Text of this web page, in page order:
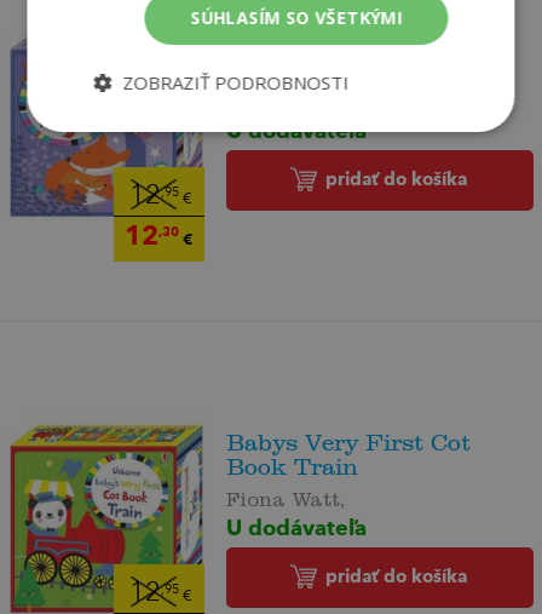
12,95€
12,30€
Babys Very First Cot
U dodávateľa
pridať do košíka
12,95€
Babys Very First Cot
Book Train
Fiona Watt,
U dodávateľa
pridať do košíka
SÚHLASÍM SO VŠETKÝMI
ZOBRAZIŤ PODROBNOSTI